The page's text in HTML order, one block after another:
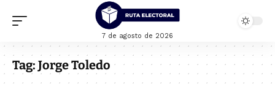
7 de agosto de 2026
Tag: Jorge Toledo